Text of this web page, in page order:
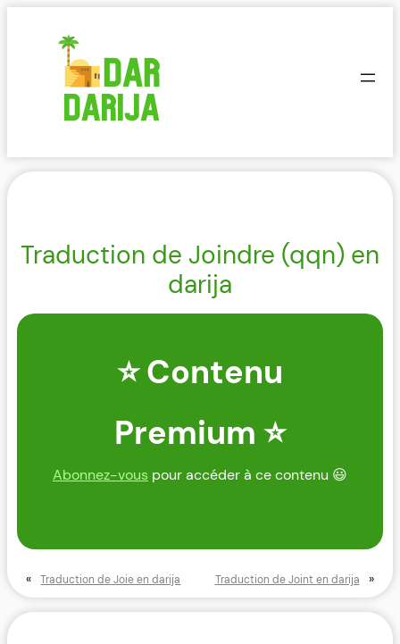
Traduction de Joindre (qqn) en
darija
⭐ Contenu
Premium ⭐
Abonnez-vous pour accéder à ce contenu 😃
« Traduction de Joie en darija Traduction de Joint en darija »